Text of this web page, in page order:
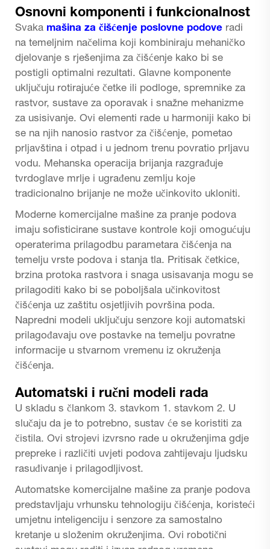
Osnovni komponenti i funkcionalnost
Svaka mašina za čišćenje poslovne podove radi
na temeljnim načelima koji kombiniraju mehaničko
djelovanje s rješenjima za čišćenje kako bi se
postigli optimalni rezultati. Glavne komponente
uključuju rotirajuće četke ili podloge, spremnike za
rastvor, sustave za oporavak i snažne mehanizme
za usisivanje. Ovi elementi rade u harmoniji kako bi
se na njih nanosio rastvor za čišćenje, pometao
prljavština i otpad i u jednom trenu povratio prljavu
vodu. Mehanska operacija brijanja razgrađuje
tvrdoglave mrlje i ugrađenu zemlju koje
tradicionalno brijanje ne može učinkovito ukloniti.
Moderne komercijalne mašine za pranje podova
imaju sofisticirane sustave kontrole koji omogućuju
operaterima prilagodbu parametara čišćenja na
temelju vrste podova i stanja tla. Pritisak četkice,
brzina protoka rastvora i snaga usisavanja mogu se
prilagoditi kako bi se poboljšala učinkovitost
čišćenja uz zaštitu osjetljivih površina poda.
Napredni modeli uključuju senzore koji automatski
prilagođavaju ove postavke na temelju povratne
informacije u stvarnom vremenu iz okruženja
čišćenja.
Automatski i ručni modeli rada
U skladu s člankom 3. stavkom 1. stavkom 2. U
slučaju da je to potrebno, sustav će se koristiti za
čistila. Ovi strojevi izvrsno rade u okruženjima gdje
prepreke i različiti uvjeti podova zahtijevaju ljudsku
rasuđivanje i prilagodljivost.
Automatske komercijalne mašine za pranje podova
predstavljaju vrhunsku tehnologiju čišćenja, koristeći
umjetnu inteligenciju i senzore za samostalno
kretanje u složenim okruženjima. Ovi robotični